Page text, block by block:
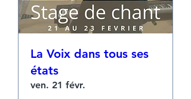
La Voix dans tous ses
états
ven. 21 févr.